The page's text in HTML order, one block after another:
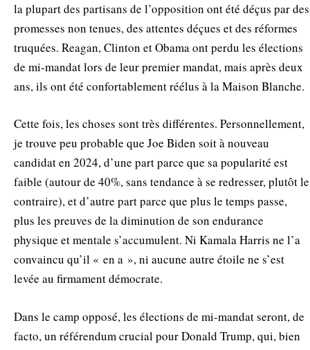
la plupart des partisans de l’opposition ont été déçus par des
promesses non tenues, des attentes déçues et des réformes
truquées. Reagan, Clinton et Obama ont perdu les élections
de mi-mandat lors de leur premier mandat, mais après deux
ans, ils ont été confortablement réélus à la Maison Blanche.
Cette fois, les choses sont très différentes. Personnellement,
je trouve peu probable que Joe Biden soit à nouveau
candidat en 2024, d’une part parce que sa popularité est
faible (autour de 40%, sans tendance à se redresser, plutôt le
contraire), et d’autre part parce que plus le temps passe,
plus les preuves de la diminution de son endurance
physique et mentale s’accumulent. Ni Kamala Harris ne l’a
convaincu qu’il « en a », ni aucune autre étoile ne s’est
levée au firmament démocrate.
Dans le camp opposé, les élections de mi-mandat seront, de
facto, un référendum crucial pour Donald Trump, qui, bien